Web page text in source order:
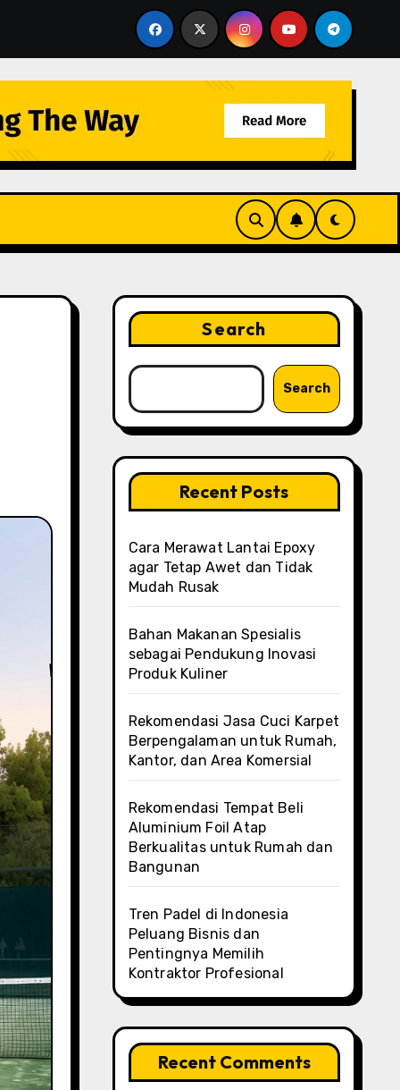
Karpet Berpengalaman untuk Rumah, Kantor, dan Area
Search
Search
Recent Posts
Cara Merawat Lantai Epoxy
agar Tetap Awet dan Tidak
Mudah Rusak
Bahan Makanan Spesialis
sebagai Pendukung Inovasi
Produk Kuliner
Rekomendasi Jasa Cuci Karpet
Berpengalaman untuk Rumah,
Kantor, dan Area Komersial
Rekomendasi Tempat Beli
Aluminium Foil Atap
Berkualitas untuk Rumah dan
Bangunan
Tren Padel di Indonesia
Peluang Bisnis dan
Pentingnya Memilih
Kontraktor Profesional
Recent Comments